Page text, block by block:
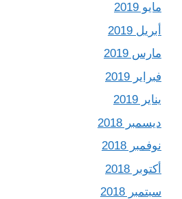
مايو 2019
أبريل 2019
مارس 2019
فبراير 2019
يناير 2019
ديسمبر 2018
نوفمبر 2018
أكتوبر 2018
سبتمبر 2018